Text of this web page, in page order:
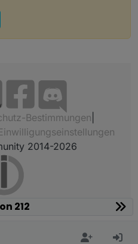
Bestimmungen
2014-2026
212